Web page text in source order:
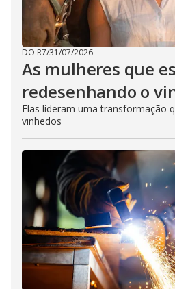
DO R7/31/07/2026
As mulheres que
redesenhando o
Elas lideram uma transformação
vinhedos